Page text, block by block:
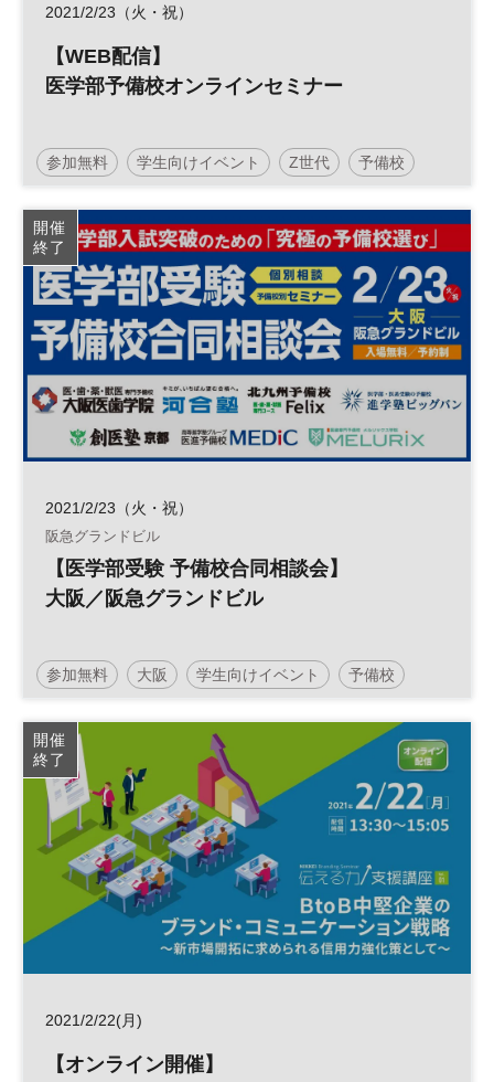
2021/2/23（火・祝）
【WEB配信】
医学部予備校オンラインセミナー
参加無料 学生向けイベント Z世代 予備校
受験 塾 医療 医学部 大学 進学
土日祝開催
開催
終了
2021/2/23（火・祝）
阪急グランドビル
【医学部受験 予備校合同相談会】
大阪／阪急グランドビル
参加無料 大阪 学生向けイベント 予備校
受験 塾 医療 医学部 大学 進学
土日祝開催
開催
終了
2021/2/22(月)
【オンライン開催】